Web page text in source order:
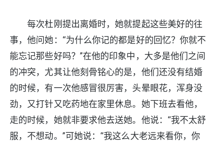
每次杜刚提出离婚时，她就提起这些美好的往
事，他问她：“为什么你记的都是好的回忆？你就不
能忘记那些好吗？”在他的印象中，大多是他们之间
的冲突，尤其让他刻骨铭心的是，他们还没有结婚
的时候，有一次他感冒很厉害，头晕眼花，浑身没
劲，又打针又吃药地在家里休息。她下班去看他，
走的时候，她就非要求他去送她。他说：“我不太舒
服，不想动。”可她说：“我这么大老远来看你，你